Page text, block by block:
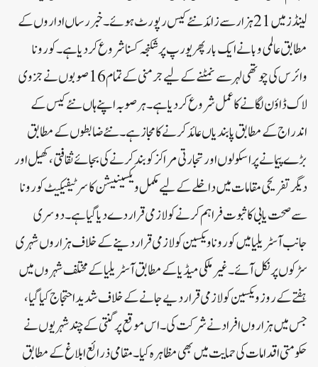
لینڈز میں 21 ہزار سے زائد نئے کیس رپورٹ ہوئے۔ خبررساں اداروں کے
مطابق عالمی وبا نے ایک بار پھر یورپ پر شکنجہ کسنا شروع کردیاہے۔ کورونا
وائرس کی چوتھی لہر سے نمٹنے کے لیے جرمنی کے تمام 16صوبوں نے جزوی
لاک ڈاؤن لگانے کا عمل شروع کر دیا ہے۔ ہر صوبہ اپنے ہاں نئے کیس کے
اندراج کے مطابق پابندیاں عائد کرنے کا مجاز ہے۔ نئے ضابطوں کے مطابق
بڑے پیمانے پر اسکولوں اور تجارتی مراکز کو بند کرنے کی بجائے ثقافتی، کھیل اور
دیگر تفریحی مقامات میں داخلے کے لیے مکمل ویکسینیشن کا سرٹیفیکیٹ کورونا
سے صحت یابی کا ثبوت فراہم کرنے کو لازمی قرار دے دیا گیا ہے۔ دوسری
جانب آسٹریلیا میں کورونا ویکسین کو لازمی قرار دینے کے خلاف ہزاروں شہری
سڑکوں پر نکل آئے۔ غیر ملکی میڈیا کے مطابق آسٹریلیا کے مختلف شہروں میں
ہفتے کے روز ویکسین کو لازمی قرار دیے جانے کے خلاف شدید احتجاج کیا گیا،
جس میں ہزاروں افراد نے شرکت کی۔ اس موقع پر گنتی کے چند شہریوں نے
حکومتی اقدامات کی حمایت میں بھی مظاہرہ کیا۔ مقامی ذرائع ابلاغ کے مطابق